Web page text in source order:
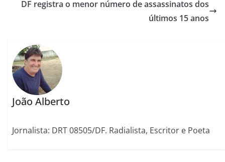
DF registra o menor número de assassinatos dos
últimos 15 anos
João Alberto
Jornalista: DRT 08505/DF. Radialista, Escritor e Poeta